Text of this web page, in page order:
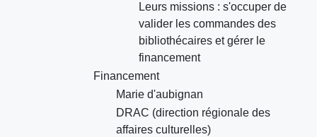
Leurs missions : s'occuper de
valider les commandes des
bibliothécaires et gérer le
financement
Financement
Marie d'aubignan
DRAC (direction régionale des
affaires culturelles)